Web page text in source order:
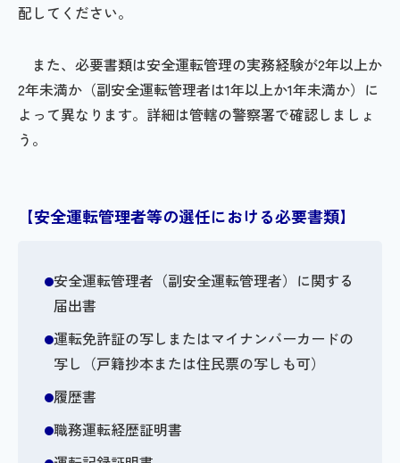
配してください。
また、必要書類は安全運転管理の実務経験が2年以上か
2年未満か（副安全運転管理者は1年以上か1年未満か）に
よって異なります。詳細は管轄の警察署で確認しましょ
う。
【安全運転管理者等の選任における必要書類】
安全運転管理者（副安全運転管理者）に関する
届出書
運転免許証の写しまたはマイナンバーカードの
写し（戸籍抄本または住民票の写しも可）
履歴書
職務運転経歴証明書